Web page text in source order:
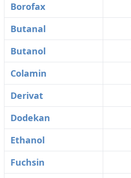
Borofax
Butanal
Butanol
Colamin
Derivat
Dodekan
Ethanol
Fuchsin